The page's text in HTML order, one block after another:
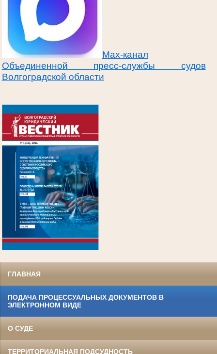
Max-канал
Объединенной пресс-службы судов
Волгоградской области
ГЛАВНАЯ
ПОДАЧА ПРОЦЕССУАЛЬНЫХ ДОКУМЕНТОВ В
ЭЛЕКТРОННОМ ВИДЕ
О СУДЕ
ТЕРРИТОРИАЛЬНАЯ ПОДСУДНОСТЬ